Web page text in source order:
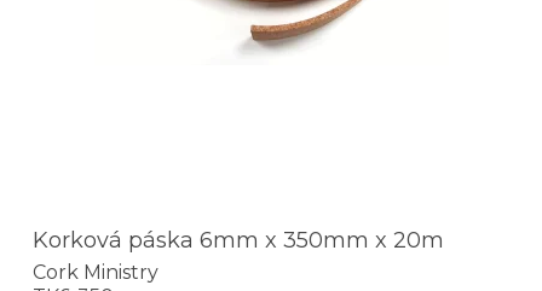
Korková páska 6mm x 350mm x 20m
Cork Ministry